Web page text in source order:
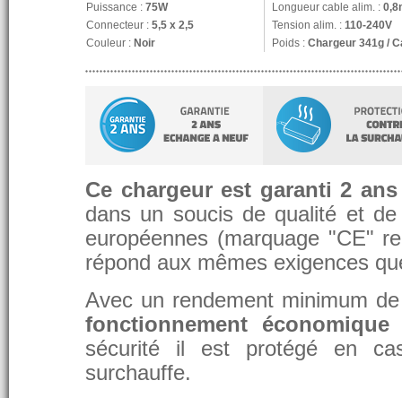
Puissance : 75W Longueur cable alim. :
Connecteur : 5,5 x 2,5 Tension alim. : 110-240V
Couleur : Noir Poids : Chargeur 341g /
Ce chargeur est garanti 2 ans
dans un soucis de qualité et
européennes (marquage "CE"
répond aux mêmes exigences
Avec un rendement minimum
fonctionnement
sécurité il est protégé en
surchauffe.